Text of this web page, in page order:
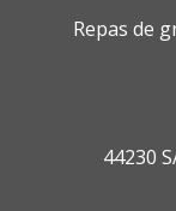
Repas de
44230